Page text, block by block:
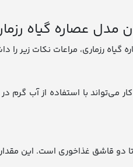
عصاره گیاه
رزماری، مراعات نکات زیر را
می‌تواند با استفاده از آب
دو قاشق غذاخوری است. این